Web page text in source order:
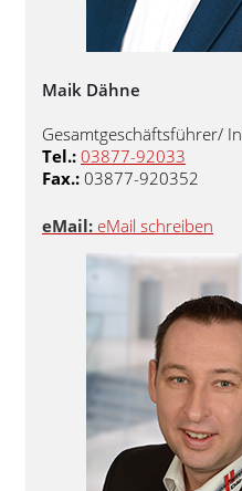
Maik Dähne
Gesamtgeschäftsführer/
Tel.: 03877-92033
Fax.: 03877-920352
eMail: eMail schreiben